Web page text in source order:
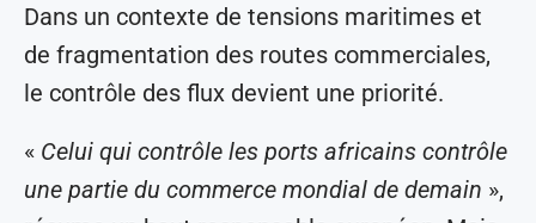
Dans un contexte de tensions maritimes et
de fragmentation des routes commerciales,
le contrôle des flux devient une priorité.
« Celui qui contrôle les ports africains contrôle
une partie du commerce mondial de demain »,